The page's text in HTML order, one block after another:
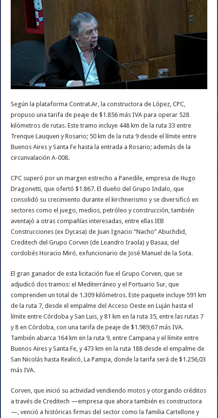
Según la plataforma Contrat.Ar, la constructora de López, CPC,
propuso una tarifa de peaje de $1.856 más IVA para operar 528
kilómetros de rutas. Este tramo incluye 448 km de la ruta 33 entre
Trenque Lauquen y Rosario; 50 km de la ruta 9 desde el límite entre
Buenos Aires y Santa Fe hasta la entrada a Rosario; además de la
circunvalación A-008.
CPC superó por un margen estrecho a Panedile, empresa de Hugo
Dragonetti, que ofertó $1.867. El dueño del Grupo Indalo, que
consolidó su crecimiento durante el kirchnerismo y se diversificó en
sectores como el juego, medios, petróleo y construcción, también
aventajó a otras compañías interesadas, entre ellas IEB
Construcciones (ex Dycasa) de Juan Ignacio “Nacho” Abuchdid,
Creditech del Grupo Corven (de Leandro Iraola) y Basaa, del
cordobés Horacio Miró, exfuncionario de José Manuel de la Sota.
El gran ganador de esta licitación fue el Grupo Corven, que se
adjudicó dos tramos: el Mediterráneo y el Portuario Sur, que
comprenden un total de 1.309 kilómetros. Este paquete incluye 591 km
de la ruta 7, desde el empalme del Acceso Oeste en Luján hasta el
límite entre Córdoba y San Luis, y 81 km en la ruta 35, entre las rutas 7
y 8 en Córdoba, con una tarifa de peaje de $1.989,67 más IVA.
También abarca 164 km en la ruta 9, entre Campana y el límite entre
Buenos Aires y Santa Fe, y 473 km en la ruta 188 desde el empalme de
San Nicolás hasta Realicó, La Pampa, donde la tarifa será de $1.256,03
más IVA.
Corven, que inició su actividad vendiendo motos y otorgando créditos
a través de Creditech —empresa que ahora también es constructora
—, venció a históricas firmas del sector como la familia Cartellone y